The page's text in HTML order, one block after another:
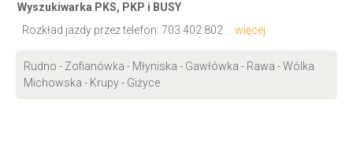
Wyszukiwarka PKS, PKP i BUSY
Rozkład jazdy przez telefon: 703 402 802 ... więcej
Rudno - Zofianówka - Młyniska - Gawłówka - Rawa - Wólka
Michowska - Krupy - Giżyce